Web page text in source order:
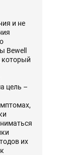
и не
Bewell
который
цель –
их